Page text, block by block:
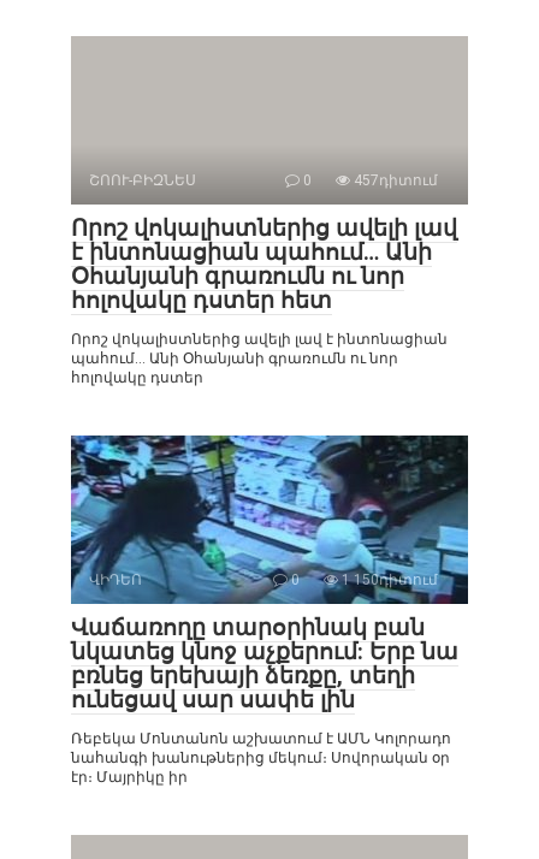
ՇՈՈՒ-ԲԻԶՆԵՍ 0 457դիտում
Որոշ վոկալիստներից ավելի լավ
է ինտոնացիան պահում… Անի
Օհանյանի գրառումն ու նոր
հոլովակը դստեր հետ
Որոշ վոկալիստներից ավելի լավ է ինտոնացիան
պահում… Անի Օհանյանի գրառումն ու նոր
հոլովակը դստեր
ՎԻԴԵՈ 0 1 150դիտում
Վաճառողը տարօրինակ բան
նկատեց կնոջ աչքերում: Երբ նա
բռնեց երեխայի ձեռքը, տեղի
ունեցավ սար սափե լին
Ռեբեկա Մոնտանոն աշխատում է ԱՄՆ Կոլորադո
նահանգի խանութներից մեկում։ Սովորական օր
էր։ Մայրիկը իր